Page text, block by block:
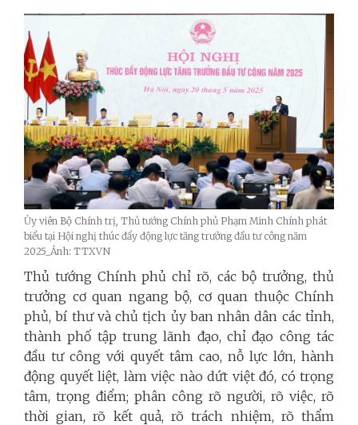
Ủy viên Bộ Chính trị, Thủ tướng Chính phủ Phạm Minh Chính phát
biểu tại Hội nghị thúc đẩy động lực tăng trưởng đầu tư công năm
2025_Ảnh: TTXVN
Thủ tướng Chính phủ chỉ rõ, các bộ trưởng, thủ
trưởng cơ quan ngang bộ, cơ quan thuộc Chính
phủ, bí thư và chủ tịch ủy ban nhân dân các tỉnh,
thành phố tập trung lãnh đạo, chỉ đạo công tác
đầu tư công với quyết tâm cao, nỗ lực lớn, hành
động quyết liệt, làm việc nào dứt việt đó, có trọng
tâm, trọng điểm; phân công rõ người, rõ việc, rõ
thời gian, rõ kết quả, rõ trách nhiệm, rõ thẩm